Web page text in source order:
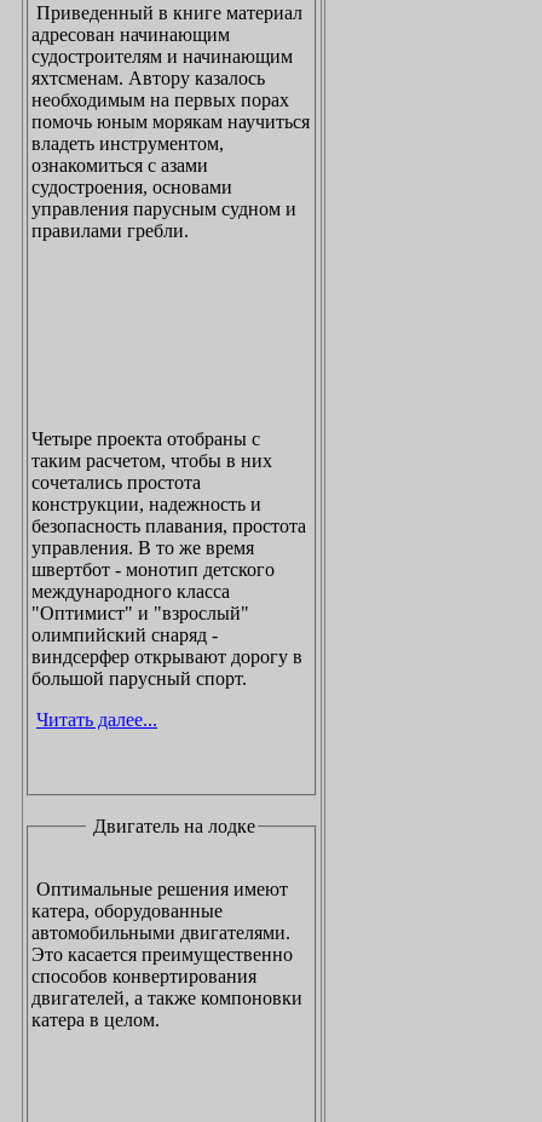
Приведенный в книге материал
адресован начинающим
судостроителям и начинающим
яхтсменам. Автору казалось
необходимым на первых порах
помочь юным морякам научиться
владеть инструментом,
ознакомиться с азами
судостроения, основами
управления парусным судном и
правилами гребли.
Четыре проекта отобраны с
таким расчетом, чтобы в них
сочетались простота
конструкции, надежность и
безопасность плавания, простота
управления. В то же время
швертбот - монотип детского
международного класса
"Оптимист" и "взрослый"
олимпийский снаряд -
виндсерфер открывают дорогу в
большой парусный спорт.
Читать далее...
Двигатель на лодке
Оптимальные решения имеют
катера, оборудованные
автомобильными двигателями.
Это касается преимущественно
способов конвертирования
двигателей, а также компоновки
катера в целом.